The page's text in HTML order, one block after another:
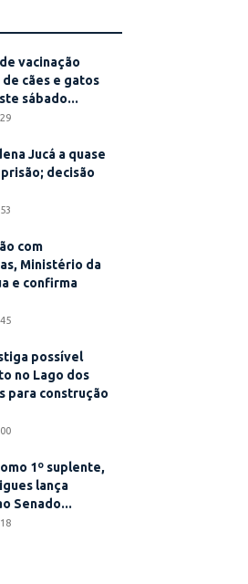
vacinação
cães e gatos
sábado...
Jucá a quase
decisão
com
Ministério da
e confirma
possível
no Lago dos
para construção
1º suplente,
lança
Senado...